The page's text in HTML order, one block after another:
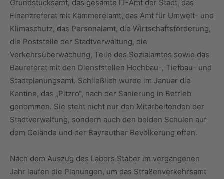
Grundstücksamt, das gesamte IT-Amt der Stadt, das
Finanzreferat mit Kämmereiamt, das Amt für Umwelt- und
Klimaschutz, das Personalamt, die Wirtschaftsförderung,
die Poststelle der Stadtverwaltung, die
Verkehrsüberwachung, Teile des Sozialamtes sowie das
Baureferat mit den Dienststellen Hochbau-, Tiefbau- und
Stadtplanungsamt. Schließlich wurde im Januar die
Kantine, das „Pitzro“, nach der Sanierung in Betrieb
genommen. Sie steht nicht nur den Mitarbeitenden der
Stadtverwaltung, sondern auch den beiden Schulen auf
dem Gelände und der Bayreuther Bevölkerung offen.
Nach dem Auszug des Labors Staber im vergangenen
Jahr laufen die Planungen, um das Straßenverkehrsamt